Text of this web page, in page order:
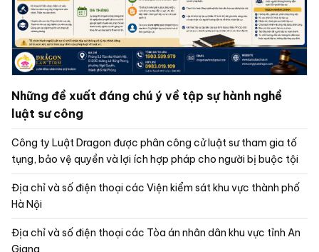
Những đề xuất đáng chú ý về tập sự hành nghề
luật sư công
Công ty Luật Dragon được phân công cử luật sư tham gia tố
tụng, bảo vệ quyền và lợi ích hợp pháp cho người bị buộc tội
Địa chỉ và số điện thoại các Viện kiểm sát khu vực thành phố
Hà Nội
Địa chỉ và số điện thoại các Tòa án nhân dân khu vực tỉnh An
Giang